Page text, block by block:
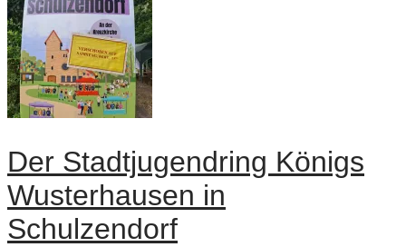
Der Stadtjugendring Königs
Wusterhausen in
Schulzendorf